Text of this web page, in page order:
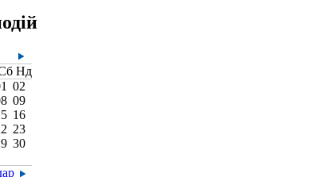
Нд
02
09
16
23
30